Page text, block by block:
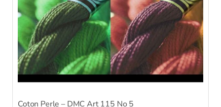
Coton Perle – DMC Art 115 No 5